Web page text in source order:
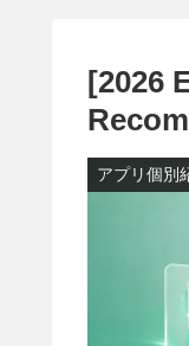
[2026
アプリ個別